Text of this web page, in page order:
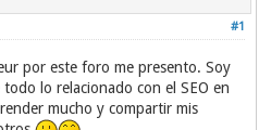
#1
por este foro me presento. Soy
lo relacionado con el SEO en
mucho y compartir mis